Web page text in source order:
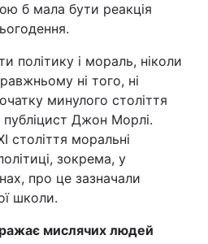
б мала бути реакція
політику і мораль, ніколи
ні того, ні
минулого століття
публіцист Джон Морлі.
століття моральні
зокрема, у
про це зазначали
школи.
мислячих людей